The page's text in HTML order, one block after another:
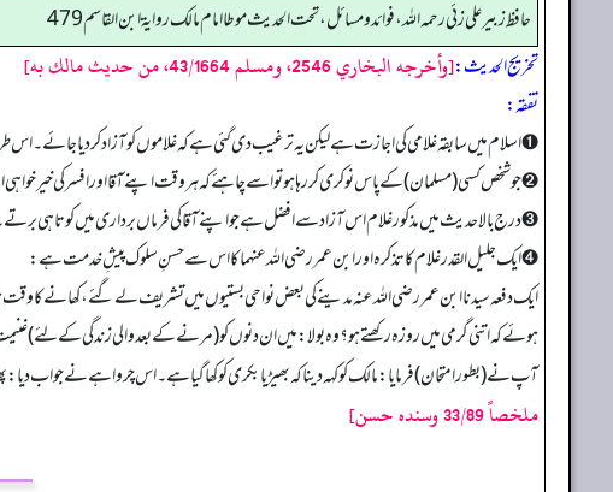
حافظ زبير على زئي رحمه الله، فوائد و مسائل، تحت الحديث موطا امام مالك رواية ابن القاسم 479
تخریج الحدیث:[وأخرجه البخاري 2546، ومسلم 43/1664، من حديث مالك به]
تفقه:
➊ اسلام میں سابقہ غلامی کی اجازت ہے لیکن یہ ترغیب دی گئی ہے کہ غلاموں کو آزاد کر دیا جائے۔ اس
➋ جو شخص کسی (مسلمان) کے پاس نوکری کر رہا ہو تو اسے چاہئے کہ ہر وقت اپنے آقا اور افسر کی
➌ درج بالا حدیث میں مذکور غلام اس آزاد سے افضل ہے جو اپنے آقا کی فرماں برداری میں کوتاہی
➍ ایک جلیل القدر غلام کا تذکرہ اور ابن عمر رضی اللہ عنہما کا اس سے حسنِ سلوک پیشِ خدمت ہے:
ایک دفعہ سیدنا ابن عمر رضی اللہ عنہ مدینے کی بعض نواحی بستیوں میں تشریف لے گئے، کھانے کا وقت
ہوئے کہ اتنی گرمی میں روزہ رکھتے ہو؟ وہ بولا: میں ان دنوں کو (مرنے کے بعد والی زندگی کے لئے)
آپ نے (بطور امتحان) فرمایا: مالک کو کہہ دینا کہ بھیڑیا بکری کو کھا گیا ہے۔ اس چرواہے نے جواب
ملخصاً 33/89 وسنده حسن]